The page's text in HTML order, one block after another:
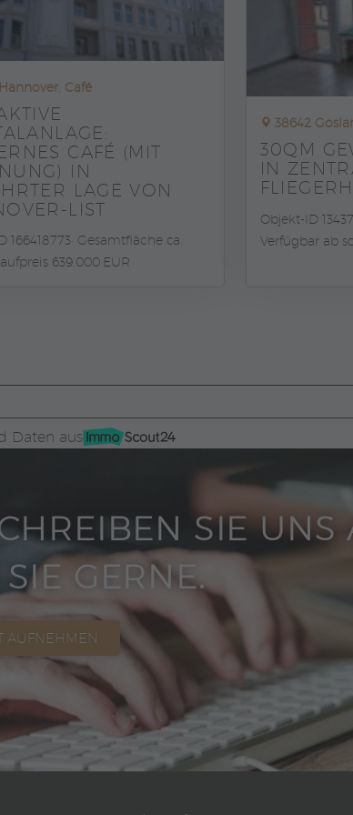
Café
CAFÉ (MIT
IN
LAGE VON
LIST
166418773 Gesamtfläche ca.
639.000 EUR
38642
30QM
IN
Objekt-ID
Verfügbar ab
Daten aus
SIE UNS
GERNE.
AUFNEHMEN